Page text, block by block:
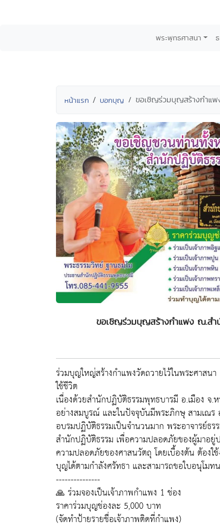
พระพุทธศาสนา
หน้าแรก บอกบุญ ขอเชิญร่วมบุญสร้างกำแ
ขอเชิญร่วมบุญสร้างกำแพง ณ.สำ
ร่วมบุญใหญ่สร้างกำแพงวัดถวายไว้ในพระศาส
ใช้ชีวิต
เนื่องด้วยสำนักปฏิบัติธรรมพุทธบารมี อ.เมือง จ
อย่างสมบูรณ์ และในปัจจุบันมีพระภิกษุ สามเณร
อบรมปฏิบัติธรรมเป็นจำนวนมาก พระอาจารย์ธร
สำนักปฏิบัติธรรม เพื่อความปลอดภัยของผู้มาอ
ความปลอดภัยของศาสนวัตถุ โดยเบื้องต้น ต้อง
บุญได้ตามกำลังศรัทธา และสามารถขอใบอนุโม
---------------
🙏 ร่วมจองเป็นเจ้าภาพกำแพง 1 ช่อง
ราคาร่วมบุญช่องละ 5,000 บาท
(จัดทำป้ายรายชื่อเจ้าภาพติดที่กำแพง)